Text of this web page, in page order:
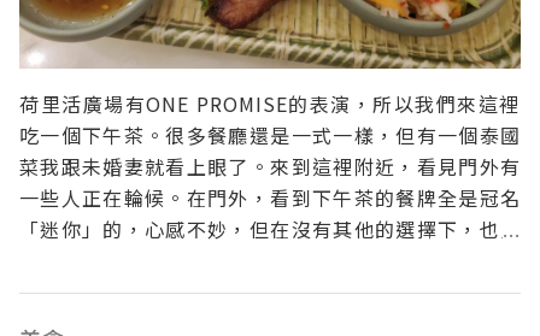
荷里活廣場有ONE PROMISE的表演，所以我們來這裡
吃一個下午茶。很多餐廳還是一式一樣，但有一個泰國
菜我跟未婚妻就看上眼了。來到這裡附近，看見門外有
一些人正在輪候。在門外，看到下午茶的餐牌全是冠名
「迷你」的，心感不妙，但在沒有其他的選擇下，也只
頸肉+酸辣無骨鳳爪+零系可樂2️⃣迷你雞絲清湯粉+零系
可樂合共$101等了一會兒，菜式逐漸上了。雖然